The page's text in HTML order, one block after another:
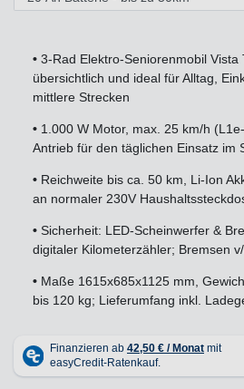
• 3-Rad Elektro-Seniorenmobil Vista
übersichtlich und ideal für Alltag,
mittlere Strecken
• 1.000 W Motor, max. 25 km/h
Antrieb für den täglichen Einsatz im
• Reichweite bis ca. 50 km, Li-Ion
an normaler 230V
• Sicherheit: LED-Scheinwerfer &
digitaler Kilometerzähler; Bremsen
• Maße 1615x685x1125 mm,
bis 120 kg; Lieferumfang inkl.